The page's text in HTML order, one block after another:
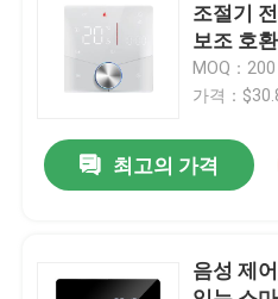
인용문을 요구하세요
홈킷 스마트 스위치
지그비 스마트 스위치
조절기
보조 호
이 잠금
MOQ：200
가격：
최고의 가격
음성 제